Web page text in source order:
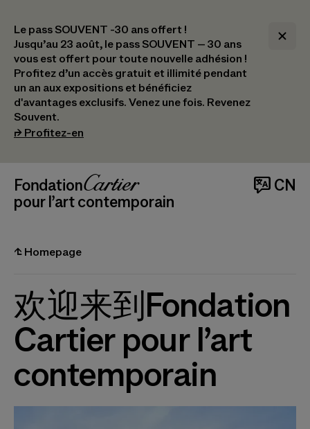
Le pass SOUVENT -30 ans offert !
Jusqu’au 23 août, le pass SOUVENT – 30 ans
vous est offert pour toute nouvelle adhésion !​
Profitez d’un accès gratuit et illimité pendant
un an aux expositions et bénéficiez
d'avantages exclusifs.​ Venez une fois. Revenez
Souvent.
⮣ Profitez-en
Navigation en-tête
_logoFondation Cartier
pour l’art contemporain
 CN
⮤ Homepage
欢迎来到Fondation
Cartier pour l’art
contemporain